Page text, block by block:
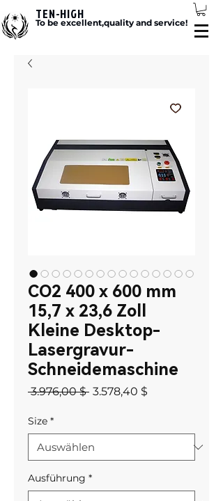
TEN-HIGH
To be excellent,quality and service!
CO2 400 x 600 mm
15,7 x 23,6 Zoll
Kleine Desktop-
Lasergravur-
Schneidemaschine
3.976,00 $ Standardpreis
3.578,40 $
Size *
Ausführung *